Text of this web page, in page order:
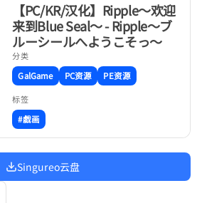
【PC/KR/汉化】Ripple～欢迎
来到Blue Seal～ - Ripple～ブ
ルーシールへようこそっ～
分类
GalGame
PC资源 PE资源
标签
#戯画
Singureo云盘